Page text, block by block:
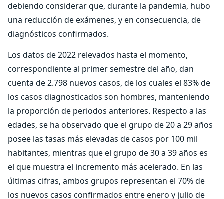
debiendo considerar que, durante la pandemia, hubo
una reducción de exámenes, y en consecuencia, de
diagnósticos confirmados.
Los datos de 2022 relevados hasta el momento,
correspondiente al primer semestre del año, dan
cuenta de 2.798 nuevos casos, de los cuales el 83% de
los casos diagnosticados son hombres, manteniendo
la proporción de periodos anteriores. Respecto a las
edades, se ha observado que el grupo de 20 a 29 años
posee las tasas más elevadas de casos por 100 mil
habitantes, mientras que el grupo de 30 a 39 años es
el que muestra el incremento más acelerado. En las
últimas cifras, ambos grupos representan el 70% de
los nuevos casos confirmados entre enero y julio de